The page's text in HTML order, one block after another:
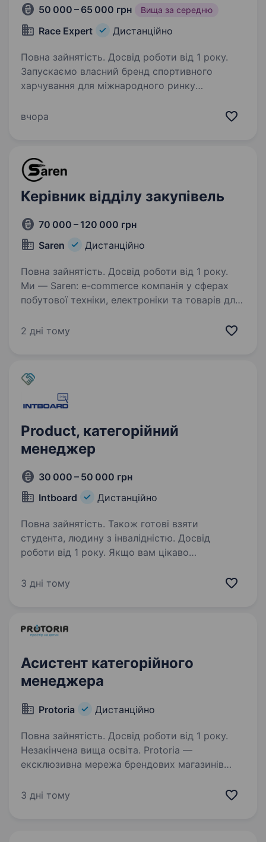
50 000 – 65 000 грн Вища за середню
Race Expert Дистанційно
Повна зайнятість. Досвід роботи від 1 року.
Запускаємо власний бренд спортивного
харчування для міжнародного ринку
лінійки, аналіз ринку, список постачальників і
вчора
Керівник відділу закупівель
70 000 – 120 000 грн
Saren
Дистанційно
Повна зайнятість. Досвід роботи від 1 року.
Ми — Saren: e-commerce компанія у сферах
побутової техніки, електроніки та товарів для
в Україні та розвиваємо бізнес у Польщі;
2 дні тому
Product, категорійний
менеджер
30 000 – 50 000 грн
Intboard
Дистанційно
Повна зайнятість. Також готові взяти
студента, людину з інвалідністю. Досвід
роботи від 1 року. Якщо вам цікаво
вплив, — давайте знайомитися Ми створюємо
INTBOARD та NEOR — і будуємо екосистему…
3 дні тому
Асистент категорійного
менеджера
Protoria Дистанційно
Повна зайнятість. Досвід роботи від 1 року.
Незакінчена вища освіта. Protoria —
ексклюзивна мережа брендових магазинів
реалізує проект Samsung Experience Store
3 дні тому